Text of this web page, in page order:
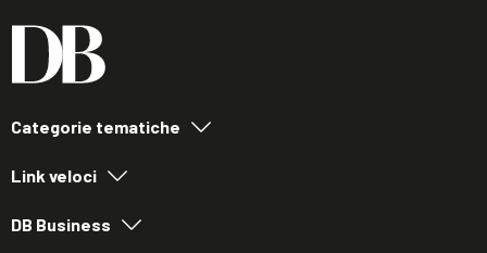
Categorie tematiche
Link veloci
DB Business